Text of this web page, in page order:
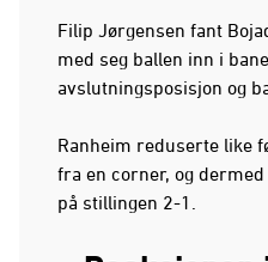
Filip Jørgensen fant
med seg ballen inn i
avslutningsposisjon og
Ranheim reduserte like
fra en corner, og
på stillingen 2-1.